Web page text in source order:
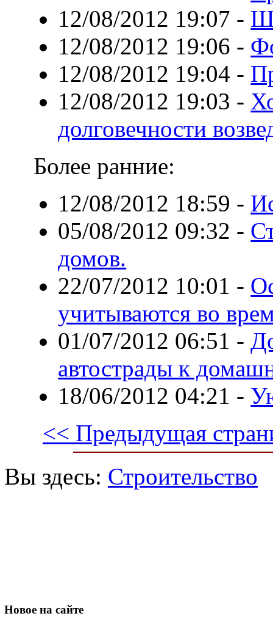
12/08/2012 19:07 -
12/08/2012 19:06 -
12/08/2012 19:04 -
12/08/2012 19:03 -
долговечности
Более ранние:
12/08/2012 18:59 -
05/08/2012 09:32 -
домов.
22/07/2012 10:01 -
учитываются во
01/07/2012 06:51 -
автострады к
18/06/2012 04:21 -
<< Предыдущая
Вы здесь: Строительство
Новое на сайте